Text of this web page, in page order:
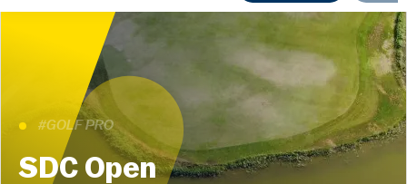
#GOLF PRO
SDC Open